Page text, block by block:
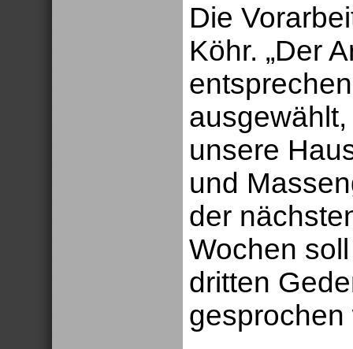
Die
Köhr. „Der
unsere
und
der
Wochen
dritten
gesprochen